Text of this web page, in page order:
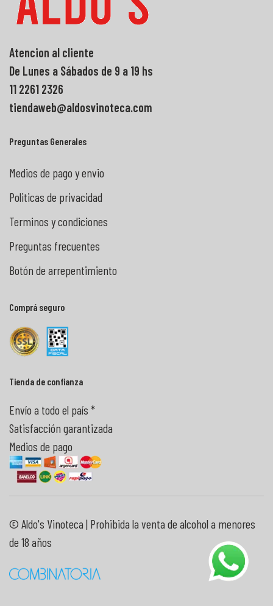
Atencion al cliente
De Lunes a Sábados de 9 a 19 hs
11 2261 2326
tiendaweb@aldosvinoteca.com
Preguntas Generales
Medios de pago y envio
Politicas de privacidad
Terminos y condiciones
Preguntas frecuentes
Botón de arrepentimiento
Comprá seguro
Tienda de confianza
Envío a todo el país *
Satisfacción garantizada
Medios de pago
© Aldo's Vinoteca | Prohibida la venta de alcohol a menores
de 18 años